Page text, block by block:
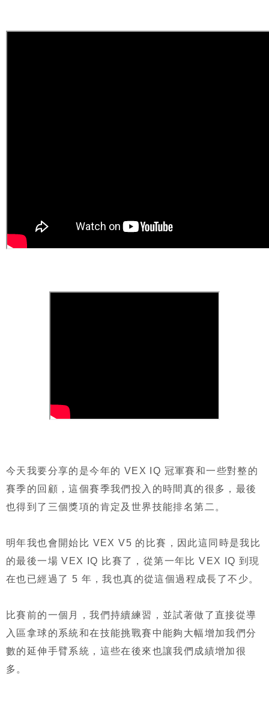
今天我要分享的是今年的 VEX IQ 冠軍賽和一些對整的
賽季的回顧，這個賽季我們投入的時間真的很多，最後
也得到了三個獎項的肯定及世界技能排名第二。
明年我也會開始比 VEX V5 的比賽，因此這同時是我比
的最後一場 VEX IQ 比賽了，從第一年比 VEX IQ 到現
在也已經過了 5 年，我也真的從這個過程成長了不少。
比賽前的一個月，我們持續練習，並試著做了直接從導
入區拿球的系統和在技能挑戰賽中能夠大幅增加我們分
數的延伸手臂系統，這些在後來也讓我們成績增加很
多。